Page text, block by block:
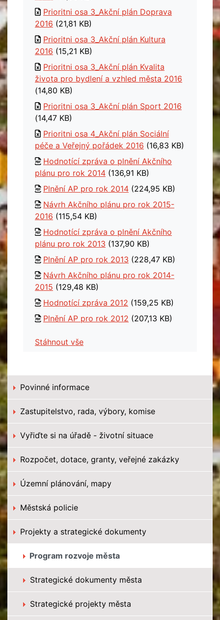
Prioritni osa 3_Akční plán Doprava
2016 (21,81 KB)
Prioritni osa 3_Akční plán Kultura
2016 (15,21 KB)
Prioritni osa 3_Akční plán Kvalita
života pro bydlení a vzhled města 2016
(14,80 KB)
Prioritni osa 3_Akční plán Sport 2016
(14,47 KB)
Prioritni osa 4_Akční plán Sociální
péče a Veřejný pořádek 2016 (16,83 KB)
Hodnotící zpráva o plnění Akčního
plánu pro rok 2014 (136,91 KB)
Plnění AP pro rok 2014 (224,95 KB)
Návrh Akčního plánu pro rok 2015-
2016 (115,54 KB)
Hodnotící zpráva o plnění Akčního
plánu pro rok 2013 (137,90 KB)
Plnění AP pro rok 2013 (228,47 KB)
Návrh Akčního plánu pro rok 2014-
2015 (129,48 KB)
Hodnotící zpráva 2012 (159,25 KB)
Plnění AP pro rok 2012 (207,13 KB)
Stáhnout vše
Povinné informace
Zastupitelstvo, rada, výbory, komise
Vyřiďte si na úřadě - životní situace
Rozpočet, dotace, granty, veřejné zakázky
Územní plánování, mapy
Městská policie
Projekty a strategické dokumenty
Program rozvoje města
Strategické dokumenty města
Strategické projekty města